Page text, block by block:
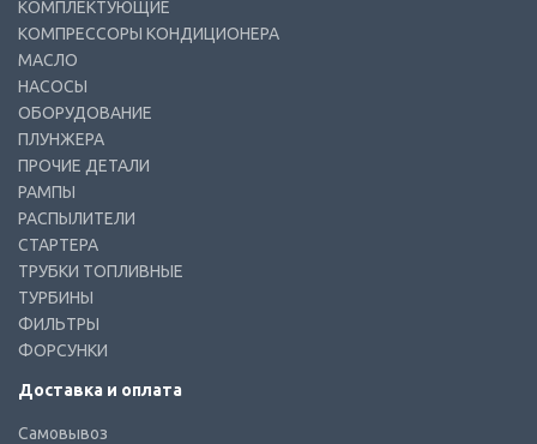
КОМПЛЕКТУЮЩИЕ
КОМПРЕССОРЫ КОНДИЦИОНЕРА
МАСЛО
НАСОСЫ
ОБОРУДОВАНИЕ
ПЛУНЖЕРА
ПРОЧИЕ ДЕТАЛИ
РАМПЫ
РАСПЫЛИТЕЛИ
СТАРТЕРА
ТРУБКИ ТОПЛИВНЫЕ
ТУРБИНЫ
ФИЛЬТРЫ
ФОРСУНКИ
Доставка и оплата
Самовывоз